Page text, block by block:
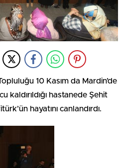
10 Kasım da Mardin’de
kaldırıldığı hastanede Şehit
hayatını canlandırdı.